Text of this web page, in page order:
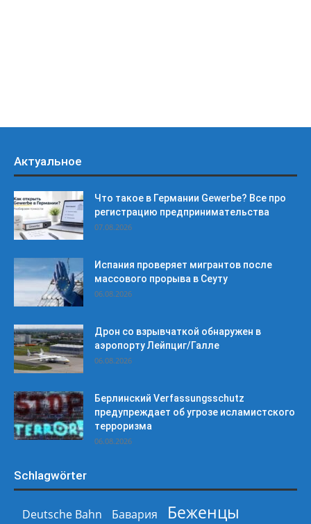
Актуальное
Что такое в Германии Gewerbe? Все про
регистрацию предпринимательства
07.08.2026
Испания проверяет мигрантов после
массового прорыва в Сеуту
06.08.2026
Дрон со взрывчаткой обнаружен в
аэропорту Лейпциг/Галле
06.08.2026
Берлинский Verfassungsschutz
предупреждает об угрозе исламистского
терроризма
06.08.2026
Schlagwörter
Deutsche Bahn Бавария
Беженцы